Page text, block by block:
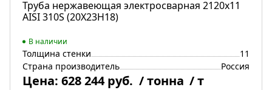
Труба нержавеющая электросварная 2120х11
AISI 310S (20Х23Н18)
В наличии
Толщина стенки
11
Страна производитель
Россия
Цена: 628 244 руб. / тонна / т